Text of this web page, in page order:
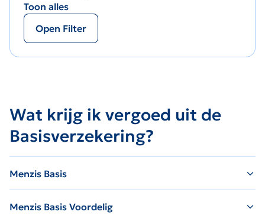
Toon alles
Open Filter
Wat krijg ik vergoed uit de
Basisverzekering?
Menzis Basis
Menzis Basis Voordelig